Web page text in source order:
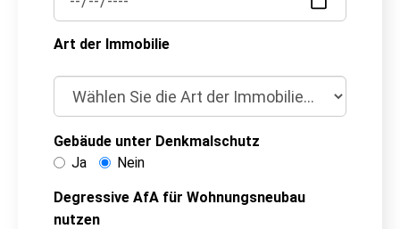
Art der Immobilie
Gebäude unter Denkmalschutz
Ja
Nein
Degressive AfA für Wohnungsneubau
nutzen